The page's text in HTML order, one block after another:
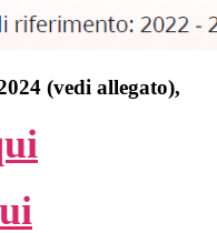
(vedi allegato),